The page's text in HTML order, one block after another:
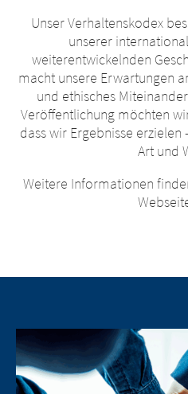
Unser Verhaltenskodex
unserer
weiterentwickelnden
macht unsere Erwartungen
und ethisches
Veröffentlichung möchten
dass wir Ergebnisse
Art und
Weitere Informationen